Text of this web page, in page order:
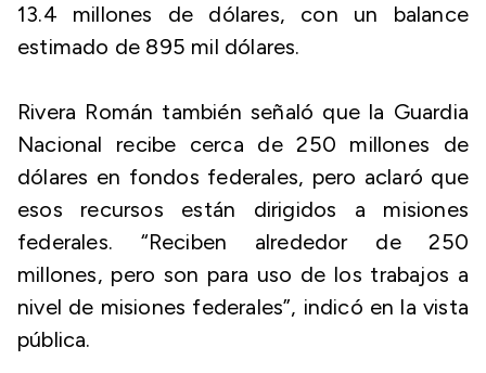
13.4 millones de dólares, con un balance
estimado de 895 mil dólares.
Rivera Román también señaló que la Guardia
Nacional recibe cerca de 250 millones de
dólares en fondos federales, pero aclaró que
esos recursos están dirigidos a misiones
federales. “Reciben alrededor de 250
millones, pero son para uso de los trabajos a
nivel de misiones federales”, indicó en la vista
pública.